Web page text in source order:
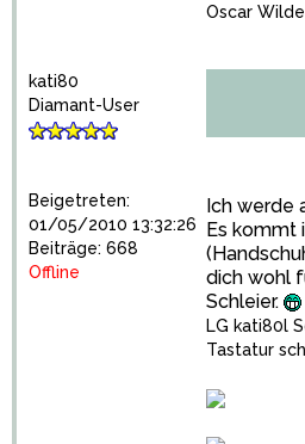
Oscar Wilde
kati80
Diamant-User
Beigetreten:
01/05/2010 13:32:26
Beiträge: 668
Offline
Ich werde
Es kommt
dich wohl
Schleier.
LG kati80l
Tastatur